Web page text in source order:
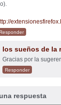
los sueños de la
Gracias por la
Responder
respuesta